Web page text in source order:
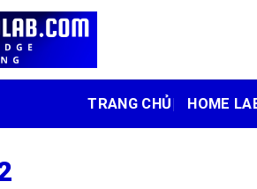
TRANG CHỦ HOME